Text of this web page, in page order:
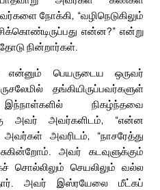
நோக்கி, “வழிநெடுகிலும்
என்ன?” என்று
நின்றார்கள்.
பெயருடைய ஒருவர்
தங்கியிருப்பவர்களுள்
நிகழ்ந்தவை
அவர் அவர்களிடம், “என்ன
அவர்கள் அவரிடம், “நாசரேத்து
அவர் கடவுளுக்கும்
சொல்லிலும் செயலிலும் வல்ல
அவர் இஸ்ரயேலை மீட்கப்